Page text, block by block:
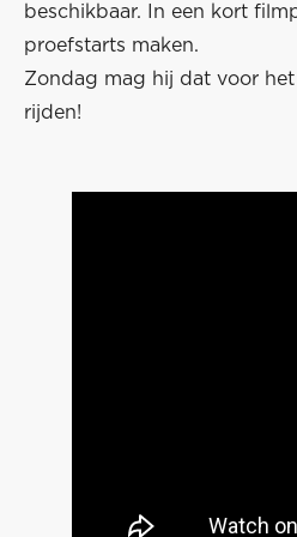
beschikbaar. In een kort
proefstarts maken.
Zondag mag hij dat voor het
rijden!